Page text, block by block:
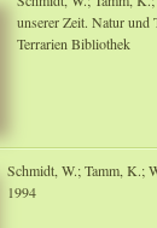
unserer Zeit. Natur und
Terrarien Bibliothek
Schmidt, W.; Tamm, K.;
1994